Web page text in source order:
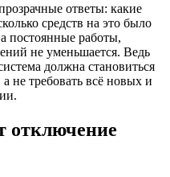
ответы: какие
средств на это было
постоянные работы,
не уменьшается. Ведь
должна становиться
не требовать всё новых и
отключение